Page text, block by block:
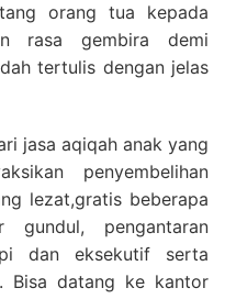
orang tua kepada
rasa gembira demi
tertulis dengan jelas
jasa aqiqah anak yang
penyembelihan
lezat,gratis beberapa
gundul, pengantaran
dan eksekutif serta
Bisa datang ke kantor